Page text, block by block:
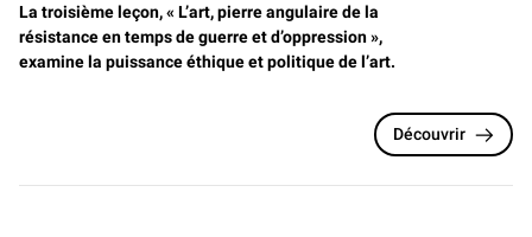
La troisième leçon, « L’art, pierre angulaire de la
résistance en temps de guerre et d’oppression »,
examine la puissance éthique et politique de l’art.
Découvrir